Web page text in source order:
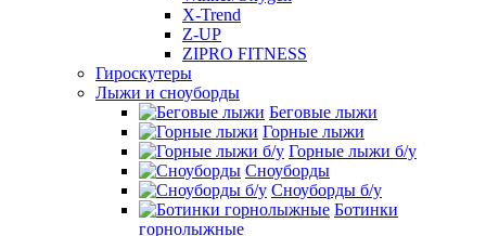
X-Trend
Z-UP
ZIPRO FITNESS
Гироскутеры
Лыжи и сноуборды
Беговые лыжи
Горные лыжи
Горные лыжи б/у
Сноуборды
Сноуборды б/у
Ботинки
горнолыжные